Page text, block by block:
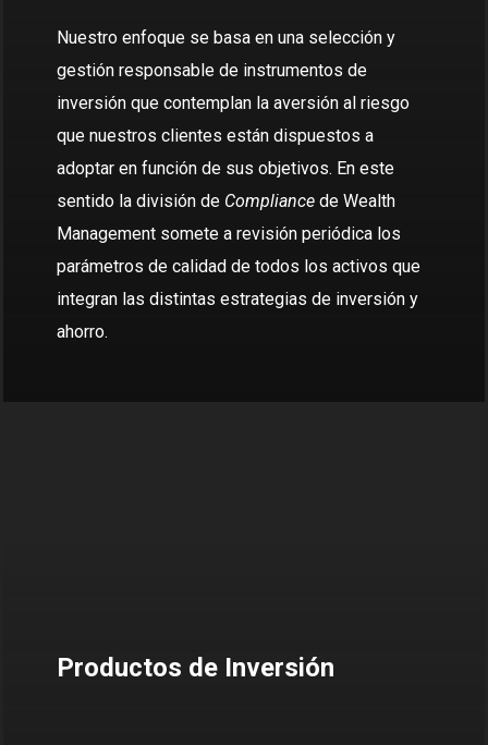
Nuestro enfoque se basa en una selección y
gestión responsable de instrumentos de
inversión que contemplan la aversión al riesgo
que nuestros clientes están dispuestos a
adoptar en función de sus objetivos. En este
sentido la división de Compliancede Wealth
Management somete a revisión periódica los
parámetros de calidad de todos los activos que
integran las distintas estrategias de inversión y
ahorro.
Productos de Inversión